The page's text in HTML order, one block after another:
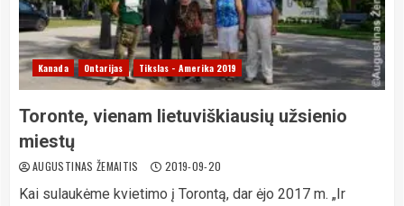
Kanada Ontarijas Tikslas - Amerika 2019
Toronte, vienam lietuviškiausių užsienio
miestų
AUGUSTINAS ŽEMAITIS 2019-09-20
Kai sulaukėme kvietimo į Torontą, dar ėjo 2017 m. „Ir